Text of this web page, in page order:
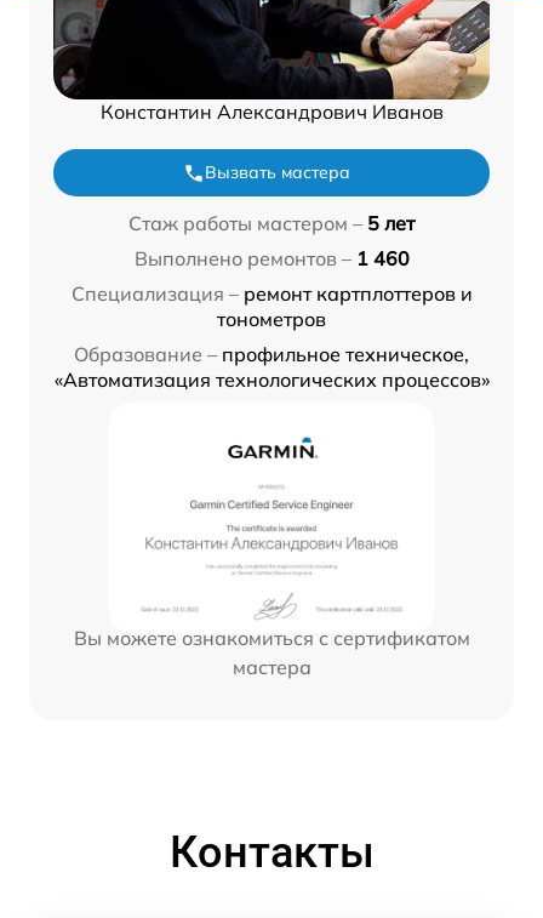
Константин Александрович Иванов
Вызвать мастера
Стаж работы мастером – 5 лет
Выполнено ремонтов – 1 460
Специализация – ремонт картплоттеров и
тонометров
Образование – профильное техническое,
«Автоматизация технологических процессов»
Вы можете ознакомиться с сертификатом
мастера
Контакты